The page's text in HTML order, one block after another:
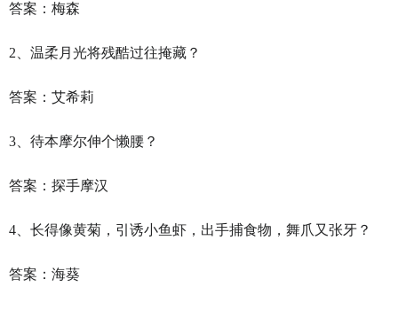
答案：梅森
2、温柔月光将残酷过往掩藏？
答案：艾希莉
3、待本摩尔伸个懒腰？
答案：探手摩汉
4、长得像黄菊，引诱小鱼虾，出手捕食物，舞爪又张牙？
答案：海葵